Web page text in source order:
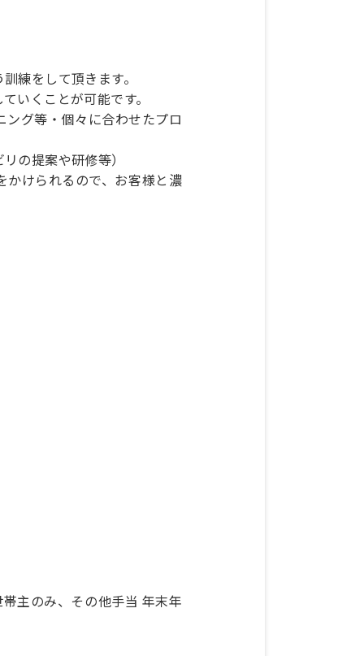
練をして頂きます。
いくことが可能です。
グ等・個々に合わせたプロ
の提案や研修等）
かけられるので、お客様と濃
主のみ、その他手当 年末年